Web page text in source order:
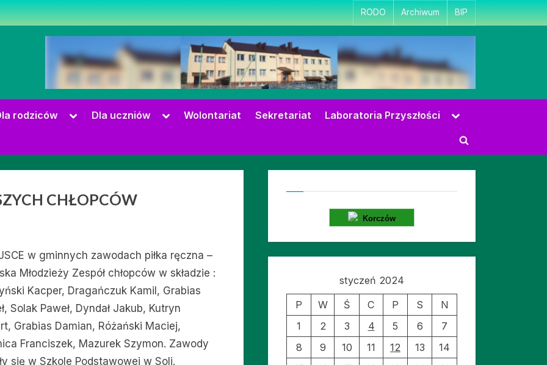
RODO Archiwum BIP
rodziców
ToggleDla uczniów
ToggleWolontariat Sekretariat Laboratoria Przyszłości
Toggle
menu
Toggle
CHŁOPCÓW
w gminnych zawodach piłka ręczna –
Młodzieży Zespół chłopców w składzie :
Kacper, Dragańczuk Kamil, Grabias
Solak Paweł, Dyndał Jakub, Kutryn
Grabias Damian, Różański Maciej,
Franciszek, Mazurek Szymon. Zawody
się w Szkole Podstawowej w Soli.
Korczów
styczeń 2024
P W Ś C P S
N
1
2 3 4 5 6
7
8
9 10 11 12 13
14